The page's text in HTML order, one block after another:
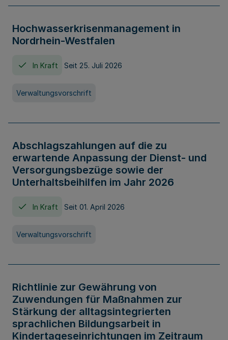
Hochwasserkrisenmanagement in
Nordrhein-Westfalen
In Kraft Seit 25. Juli 2026
Verwaltungsvorschrift
Abschlagszahlungen auf die zu
erwartende Anpassung der Dienst- und
Versorgungsbezüge sowie der
Unterhaltsbeihilfen im Jahr 2026
In Kraft Seit 01. April 2026
Verwaltungsvorschrift
Richtlinie zur Gewährung von
Zuwendungen für Maßnahmen zur
Stärkung der alltagsintegrierten
sprachlichen Bildungsarbeit in
Kindertageseinrichtungen im Zeitraum